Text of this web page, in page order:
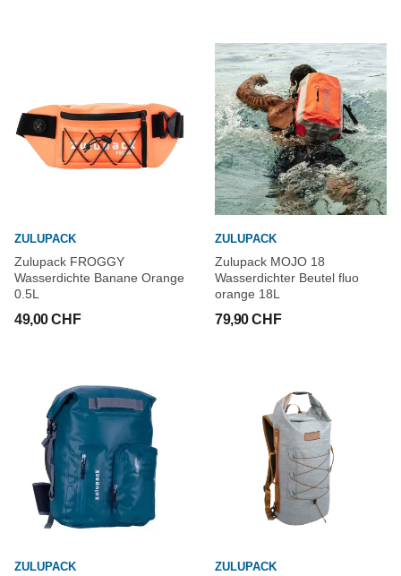
ZULUPACK
Zulupack FROGGY
Wasserdichte Banane Orange
0.5L
49,00 CHF
ZULUPACK
Zulupack MOJO 18
Wasserdichter Beutel fluo
orange 18L
79,90 CHF
ZULUPACK ZULUPACK